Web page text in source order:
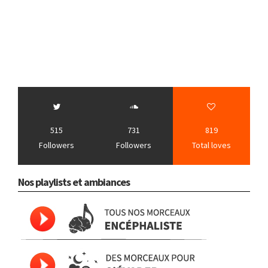
515
Followers
731
Followers
819
Total loves
Nos playlists et ambiances